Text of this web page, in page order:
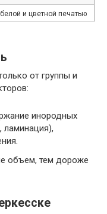
и цветной печатью
бумаги
втулкиот группы и
инородных
ламинация),
объем, тем дороже